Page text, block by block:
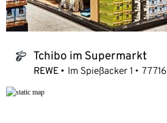
tchibo_logo Tchibo im Supermarkt
REWE Im Spießacker 1 77716